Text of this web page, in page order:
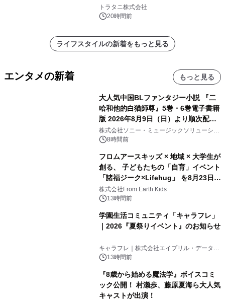
説
トラタニ株式会社
20時間前
ライフスタイルの新着をもっと見る
エンタメの新着 もっと見る
大人気中国BLファンタジー小説 『二
哈和他的白猫師尊』5巻・6巻電子書籍
版 2026年8月9日（日）より順次配信
開始
株式会社ソニー・ミュージックソリューショ
ンズ8時間前
フロムアースキッズ × 地域 × 大学生が
創る、 子どもたちの「自育」イベント
「諸福ジーク×Lifehug」 を8月23日
(日)開催
株式会社From Earth Kids
13時間前
学園生活コミュニティ「キャラフレ」
｜2026『夏祭りイベント』のお知らせ
キャラフレ｜株式会社エイプリル・データ・
デザインズ
13時間前
『8歳から始める魔法学』ボイスコミ
ック公開！ 村瀬歩、藤原夏海ら大人気
キャストが出演！